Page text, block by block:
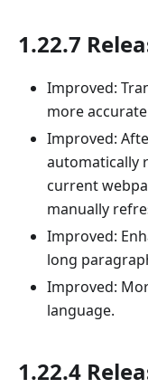
1.22.7
Improved:
more
Improved:
automatically
current
manually
Improved:
long
Improved:
language.
1.22.4